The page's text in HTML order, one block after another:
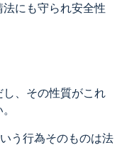
にも守られ安全性
し、その性質がこれ
う行為そのものは法